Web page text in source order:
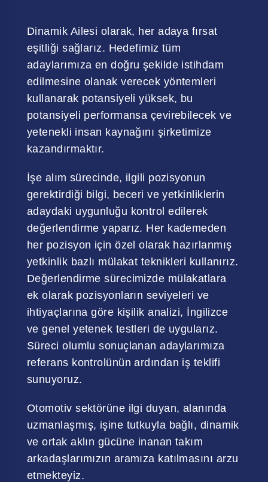
Dinamik Ailesi olarak, her adaya fırsat
eşitliği sağlarız. Hedefimiz tüm
adaylarımıza en doğru şekilde istihdam
edilmesine olanak verecek yöntemleri
kullanarak potansiyeli yüksek, bu
potansiyeli performansa çevirebilecek ve
yetenekli insan kaynağını şirketimize
kazandırmaktır.
İşe alım sürecinde, ilgili pozisyonun
gerektirdiği bilgi, beceri ve yetkinliklerin
adaydaki uygunluğu kontrol edilerek
değerlendirme yaparız. Her kademeden
her pozisyon için özel olarak hazırlanmış
yetkinlik bazlı mülakat teknikleri kullanırız.
Değerlendirme sürecimizde mülakatlara
ek olarak pozisyonların seviyeleri ve
ihtiyaçlarına göre kişilik analizi, İngilizce
ve genel yetenek testleri de uygularız.
Süreci olumlu sonuçlanan adaylarımıza
referans kontrolünün ardından iş teklifi
sunuyoruz.
Otomotiv sektörüne ilgi duyan, alanında
uzmanlaşmış, işine tutkuyla bağlı, dinamik
ve ortak aklın gücüne inanan takım
arkadaşlarımızın aramıza katılmasını arzu
etmekteyiz.